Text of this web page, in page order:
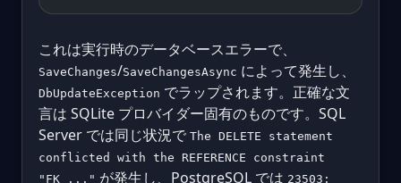
これは実行時のデータベースエラーで、
SaveChanges/SaveChangesAsync によって発生し、
DbUpdateException でラップされます。正確な文
言は SQLite プロバイダー固有のものです。SQL
Server では同じ状況で The DELETE statement
conflicted with the REFERENCE constraint
"FK_..." が発生し、PostgreSQL では 23503: